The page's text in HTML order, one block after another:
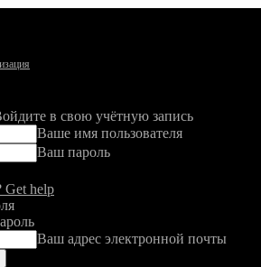
в свою учётную запись
Ваше имя пользователя
Ваш пароль
Get help
Ваш адрес электронной почты